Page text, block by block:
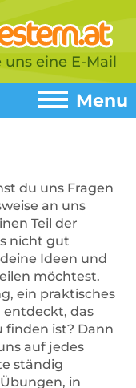
uns eine E-Mail
du uns Fragen
an uns
Teil der
nicht gut
Ideen und
möchtest.
ein praktisches
entdeckt, das
finden ist? Dann
auf jedes
ständig
in
Menu